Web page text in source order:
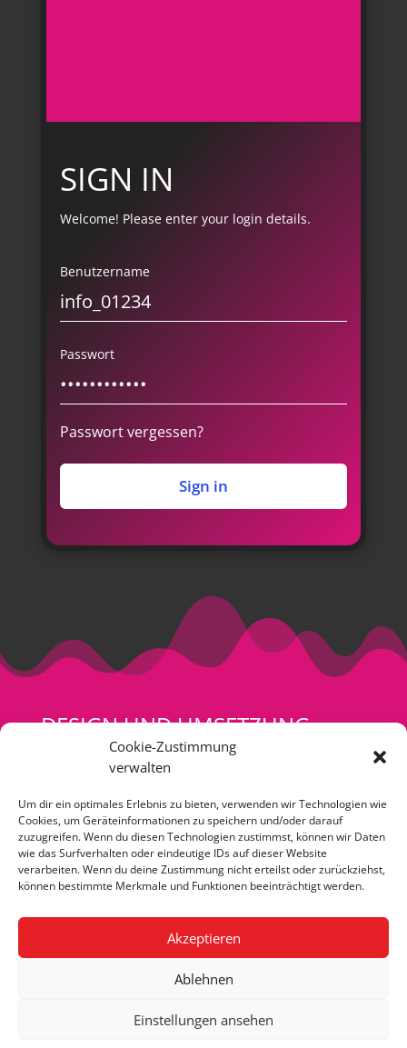
Cookie-Zustimmung
verwalten
Um dir ein optimales Erlebnis zu bieten, verwenden wir Technologien wie
Cookies, um Geräteinformationen zu speichern und/oder darauf
zuzugreifen. Wenn du diesen Technologien zustimmst, können wir Daten
wie das Surfverhalten oder eindeutige IDs auf dieser Website
verarbeiten. Wenn du deine Zustimmung nicht erteilst oder zurückziehst,
können bestimmte Merkmale und Funktionen beeinträchtigt werden.
Akzeptieren
Ablehnen
Einstellungen ansehen
SIGN IN
Welcome! Please enter your login details.
Benutzername
Passwort
Passwort vergessen?
Sign in
DESIGN UND UMSETZUNG
individuellONLINE
Marcel Grewe
marcel@individuell-online.de